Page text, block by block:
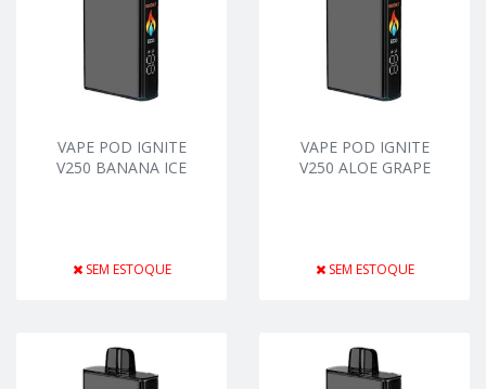
VAPE POD IGNITE
V250 BANANA ICE
SEM ESTOQUE
VAPE POD IGNITE
V250 ALOE GRAPE
SEM ESTOQUE